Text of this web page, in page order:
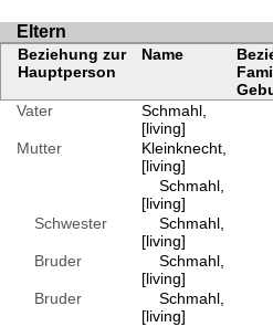
Eltern
Beziehung zur
Hauptperson
Name
Vater
Schmahl,
[living]
Mutter
Kleinknecht,
[living]
Schmahl,
[living]
Schwester
Schmahl,
[living]
Bruder
Schmahl,
[living]
Bruder
Schmahl,
[living]